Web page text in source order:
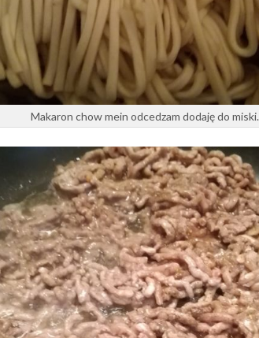
Makaron chow mein odcedzam dodaję do miski.